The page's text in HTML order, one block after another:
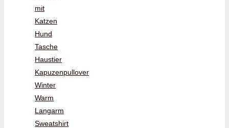
mit
Katzen
Hund
Tasche
Haustier
Kapuzenpullover
Winter
Warm
Langarm
Sweatshirt